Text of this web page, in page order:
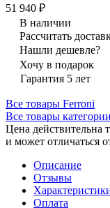
51 940 ₽
В наличии
Рассчитать
Нашли дешевле?
Хочу в подарок
Гарантия 5 лет
Все товары Ferroni
Все товары категории
Цена действительна
и может отличаться
Описание
Отзывы
Оплата